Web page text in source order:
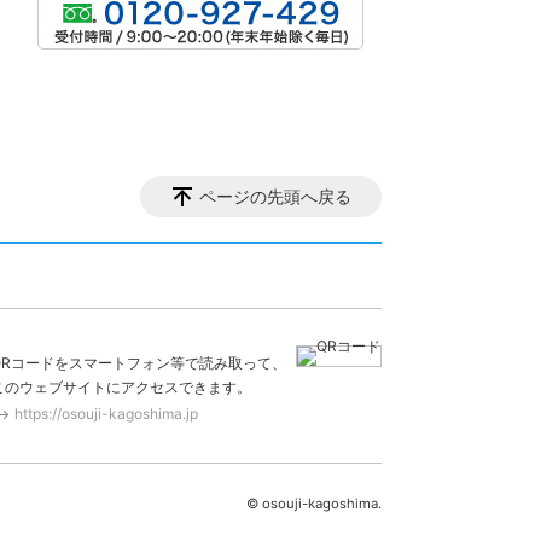
ページの先頭へ戻る
コードをスマートフォン等で読み取って、
のウェブサイトにアクセスできます。
https://osouji-kagoshima.jp
© osouji-kagoshima.